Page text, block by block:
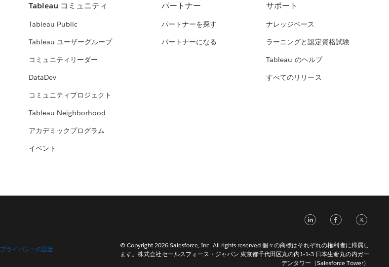
Tableau コミュニティ
Tableau Public
Tableau ユーザーグループ
コミュニティリーダー
DataDev
コミュニティプロジェクト
Tableau Neighborhood
アカデミックプログラム
イベント
パートナー
パートナーを探す
パートナーになる
サポート
ナレッジベース
ラーニングと認定資格試験
Tableau のヘルプ
すべてのリリース
プライバシーの設定
LinkedIn
© Copyright 2026 Salesforce, Inc. All rights reserved.個々の商標はそれぞれの権利者に帰属し
ます。株式会社セールスフォース・ジャパン 東京都千代田区丸の内1-1-3 日本生命丸の内ガー
デンタワー（Salesforce Tower）